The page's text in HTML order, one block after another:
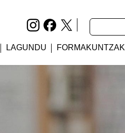
BILATU
LAGUNDU FORMAKUNTZAK